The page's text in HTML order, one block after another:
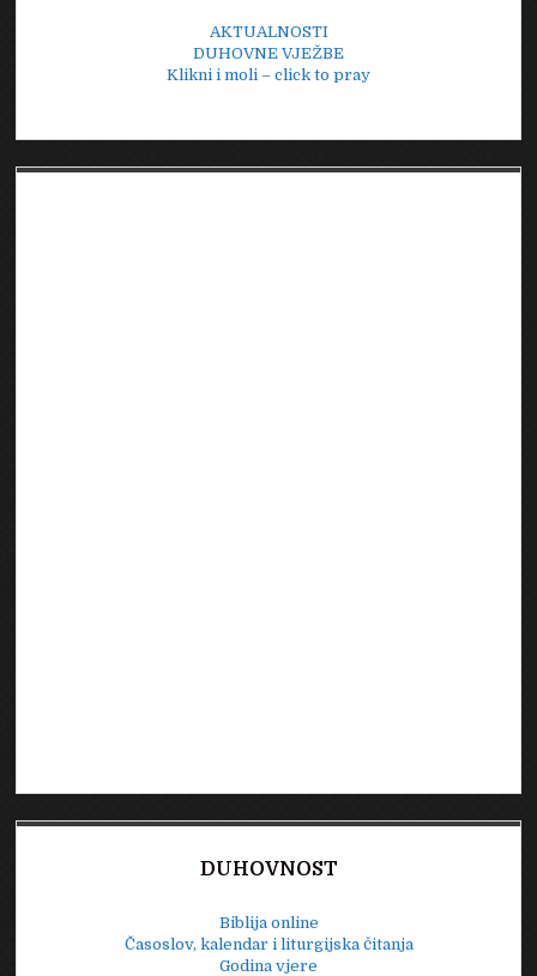
AKTUALNOSTI
DUHOVNE VJEŽBE
Klikni i moli – click to pray
DUHOVNOST
Biblija online
Časoslov, kalendar i liturgijska čitanja
Godina vjere